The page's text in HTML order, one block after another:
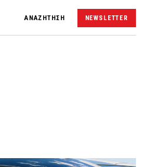
ΑΝΑΖΗΤΗΣΗ NEWSLETTER